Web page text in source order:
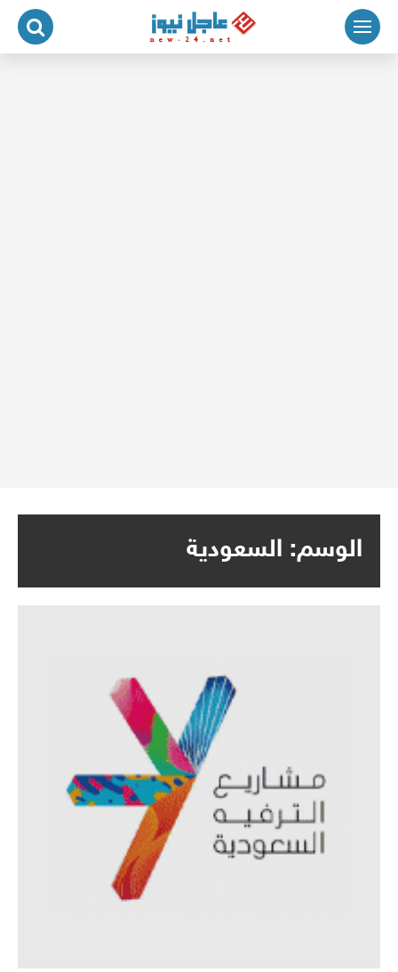
التجاوز
المحتوى
الوسم: السعودية